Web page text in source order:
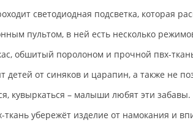
светодиодная подсветка, которая
пультом, в ней есть несколько
обшитый поролоном и прочной пвх-
детей от синяков и царапин, а также не
кувыркаться – малыши любят эти забавы.
убережёт изделие от намокания и